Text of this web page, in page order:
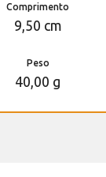
Comprimento
9,50 cm
Peso
40,00 g